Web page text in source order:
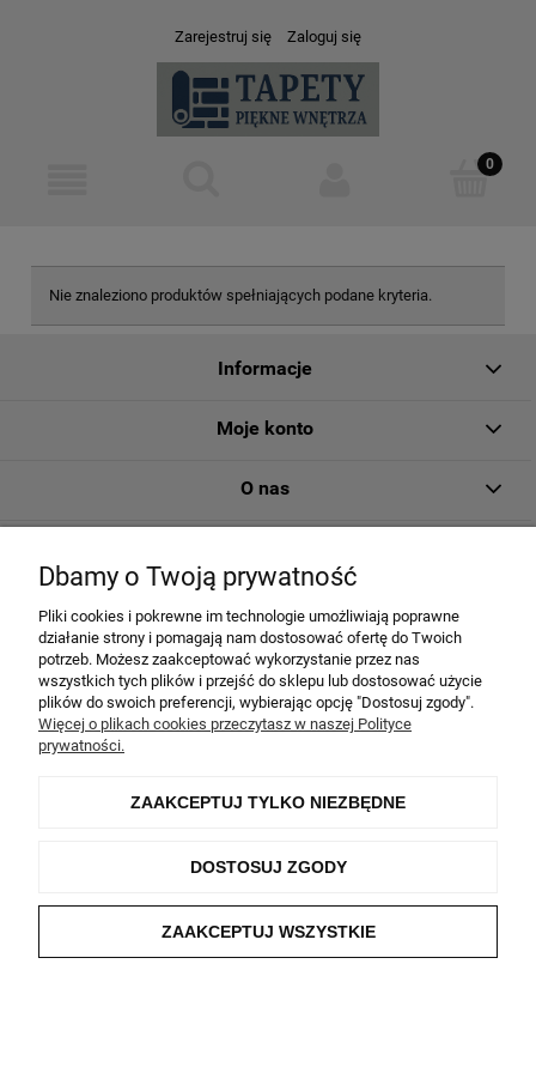
Zarejestruj się Zaloguj się
Nie znaleziono produktów spełniających podane kryteria.
Informacje
Moje konto
O nas
Wszelkie prawa zastrzeżone
POKAŻ PEŁNĄ WERSJĘ STRONY
Sklep internetowy Shoper.pl
Dbamy o Twoją prywatność
Pliki cookies i pokrewne im technologie umożliwiają poprawne
działanie strony i pomagają nam dostosować ofertę do Twoich
potrzeb. Możesz zaakceptować wykorzystanie przez nas
wszystkich tych plików i przejść do sklepu lub dostosować użycie
plików do swoich preferencji, wybierając opcję "Dostosuj zgody".
Więcej o plikach cookies przeczytasz w naszej Polityce
prywatności.
ZAAKCEPTUJ TYLKO NIEZBĘDNE
DOSTOSUJ ZGODY
ZAAKCEPTUJ WSZYSTKIE